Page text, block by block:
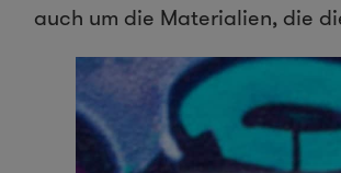
auch um die Materialien, die